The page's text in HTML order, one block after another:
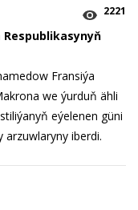
2221
Fransiýa
we ýurduň ähli
eýelenen güni
iberdi.